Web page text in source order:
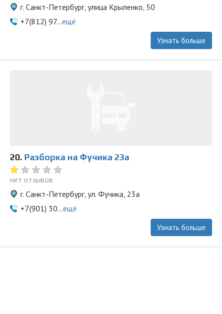
г. Санкт-Петербург, улица Крыленко, 50
+7(812) 97...ещё
Узнать больше
20. Разборка на Фучика 23а
нет отзывов
г. Санкт-Петербург, ул. Фучика, 23а
+7(901) 30...ещё
Узнать больше